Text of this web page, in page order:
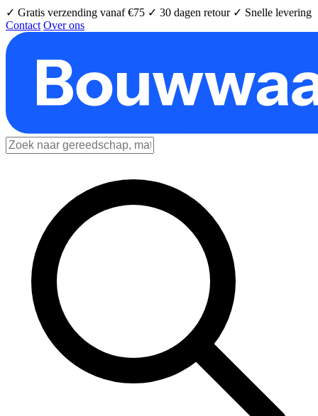
✓ Gratis verzending vanaf €75 ✓ 30 dagen retour ✓ Snelle levering
Contact Over ons